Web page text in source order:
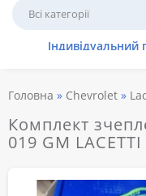
Головна Chevrolet
Комплект
019 GM